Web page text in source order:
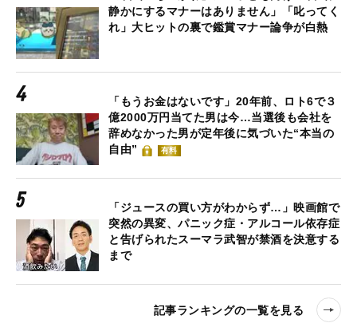
静かにするマナーはありません」「叱ってく
れ」大ヒットの裏で鑑賞マナー論争が白熱
「もうお金はないです」20年前、ロト6で３
億2000万円当てた男は今…当選後も会社を
辞めなかった男が定年後に気づいた“本当の
自由”
有料
「ジュースの買い方がわからず…」映画館で
突然の異変、パニック症・アルコール依存症
と告げられたスーマラ武智が禁酒を決意する
まで
記事ランキングの一覧を見る